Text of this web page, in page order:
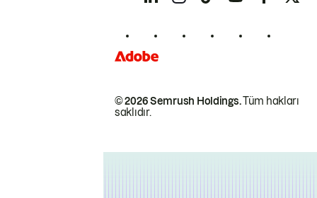
© 2026 Semrush Holdings.Tüm hakları
saklıdır.